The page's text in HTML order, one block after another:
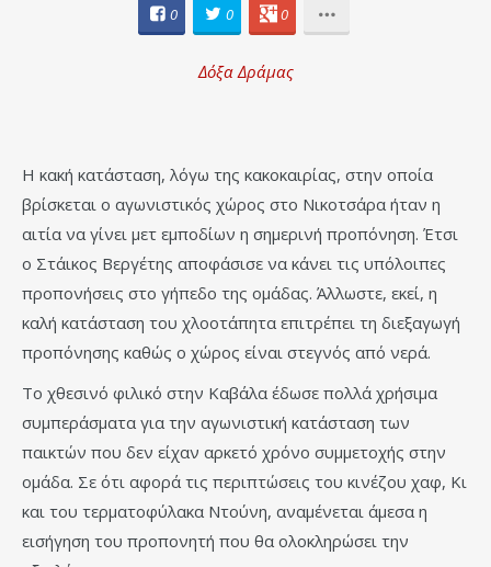
0 0 0
Δόξα Δράμας
Η κακή κατάσταση, λόγω της κακοκαιρίας, στην οποία
βρίσκεται ο αγωνιστικός χώρος στο Νικοτσάρα ήταν η
αιτία να γίνει μετ εμποδίων η σημερινή προπόνηση. Έτσι
ο Στάικος Βεργέτης αποφάσισε να κάνει τις υπόλοιπες
προπονήσεις στο γήπεδο της ομάδας. Άλλωστε, εκεί, η
καλή κατάσταση του χλοοτάπητα επιτρέπει τη διεξαγωγή
προπόνησης καθώς ο χώρος είναι στεγνός από νερά.
Το χθεσινό φιλικό στην Καβάλα έδωσε πολλά χρήσιμα
συμπεράσματα για την αγωνιστική κατάσταση των
παικτών που δεν είχαν αρκετό χρόνο συμμετοχής στην
ομάδα. Σε ότι αφορά τις περιπτώσεις του κινέζου χαφ, Κι
και του τερματοφύλακα Ντούνη, αναμένεται άμεσα η
εισήγηση του προπονητή που θα ολοκληρώσει την